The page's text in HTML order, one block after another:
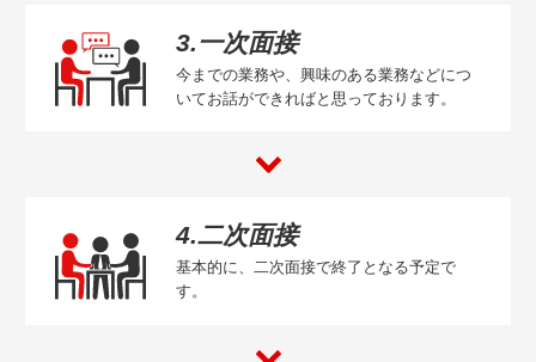
3.一次面接
今までの業務や、興味のある業務などにつ
いてお話ができればと思っております。
4.二次面接
基本的に、二次面接で終了となる予定で
す。